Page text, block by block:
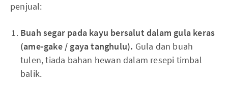
penjual:
Buah segar pada kayu bersalut dalam gula keras
(ame-gake / gaya tanghulu). Gula dan buah
tulen, tiada bahan hewan dalam resepi timbal
balik.